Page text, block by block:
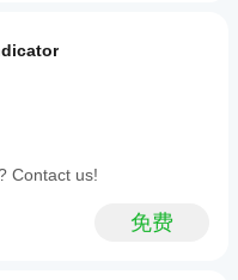
Contact us!
免费